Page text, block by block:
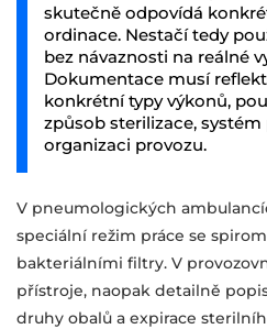
skutečně odpovídá
ordinace. Nestačí tedy
bez návaznosti na reálné
Dokumentace musí
konkrétní typy výkonů,
způsob sterilizace,
organizaci provozu.
V pneumologických
speciální režim práce se
bakteriálními filtry. V
přístroje, naopak detailně
druhy obalů a expirace